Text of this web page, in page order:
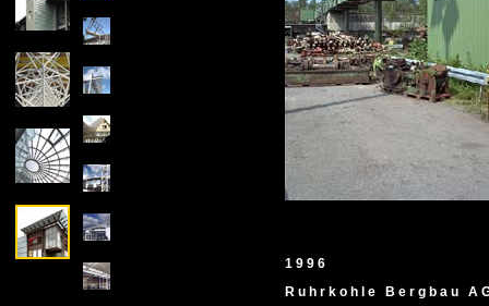
1996
Ruhrkohle Bergbau